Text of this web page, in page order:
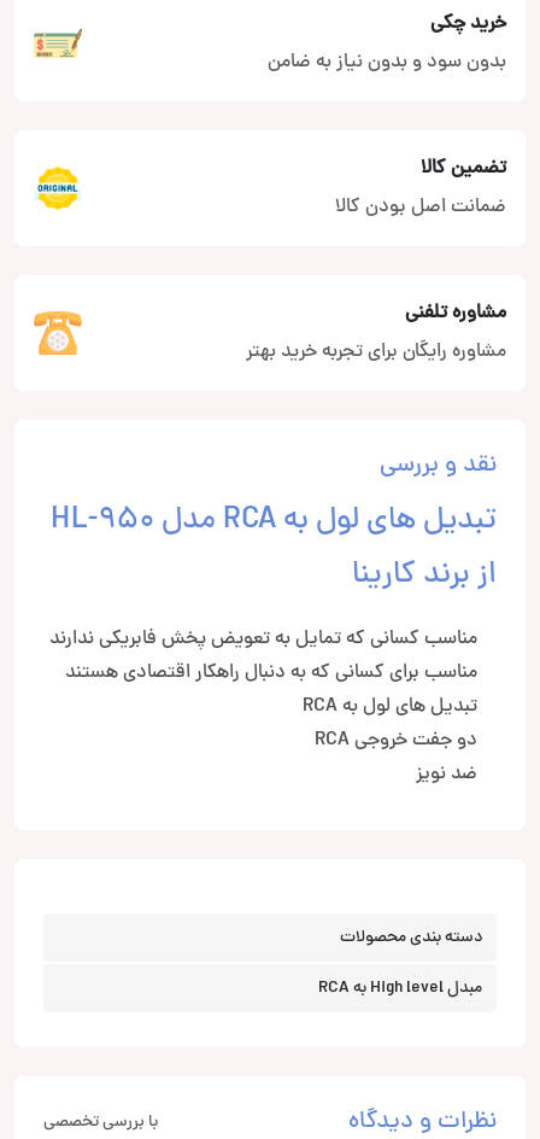
خرید چکی
بدون سود و بدون نیاز به ضامن
تضمین کالا
ضمانت اصل بودن کالا
مشاوره تلفنی
مشاوره رایگان برای تجربه خرید بهتر
نقد و بررسی
تبدیل های لول به RCA مدل HL-950
از برند کارینا
مناسب کسانی که تمایل به تعویض پخش فابریکی ندارند
مناسب برای کسانی که به دنبال راهکار اقتصادی هستند
تبدیل های لول به RCA
دو جفت خروجی RCA
ضد نویز
دسته بندی محصولات
مبدل High level به RCA
نظرات و دیدگاه با بررسی تخصصی